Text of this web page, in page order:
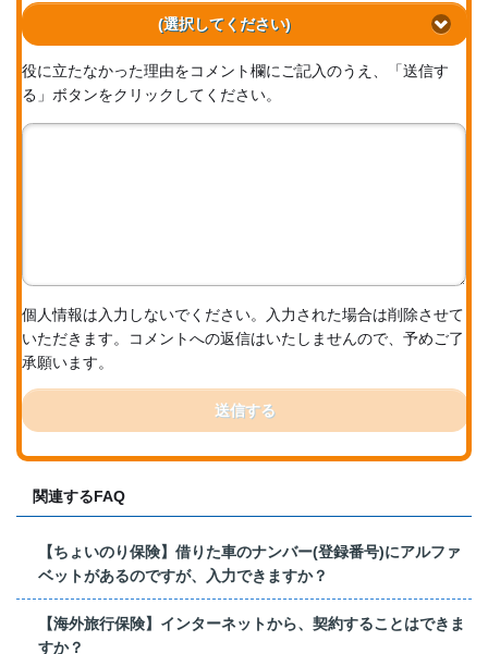
(選択してください)
役に立たなかった理由をコメント欄にご記入のうえ、「送信す
る」ボタンをクリックしてください。
個人情報は入力しないでください。入力された場合は削除させて
いただきます。コメントへの返信はいたしませんので、予めご了
承願います。
送信する
関連するFAQ
【ちょいのり保険】借りた車のナンバー(登録番号)にアルファ
ベットがあるのですが、入力できますか？
【海外旅行保険】インターネットから、契約することはできま
すか？